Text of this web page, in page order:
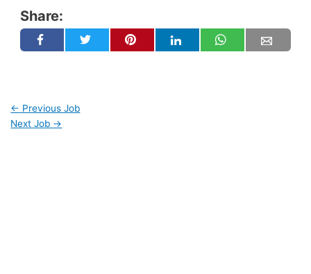
Share:
← Previous Job
Next Job →